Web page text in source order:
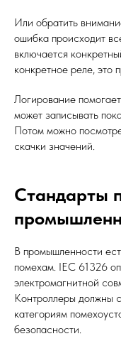
Или обратить
ошибка происходит
включается
конкретное реле, это
Логирование
может записывать
Потом можно
скачки значений.
Стандарты
В промышленности
помехам. IEC 61326
электромагнитной
Контроллеры должны
категориям
безопасности.